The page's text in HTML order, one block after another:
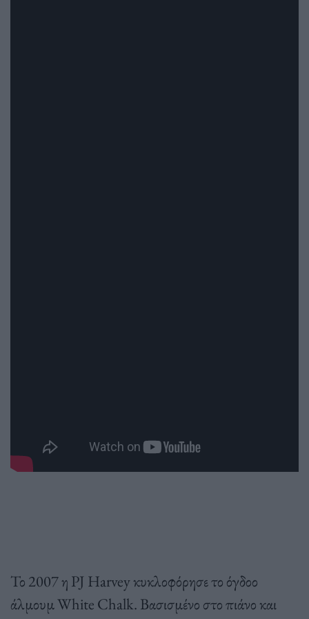
Το 2007 η PJ Harvey κυκλοφόρησε το όγδοο
άλμουμ White Chalk. Βασισμένο στο πιάνο και